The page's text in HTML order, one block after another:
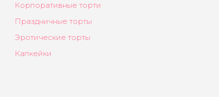
Корпоративные торти
Праздничные торты
Эротические торты
Капкейки